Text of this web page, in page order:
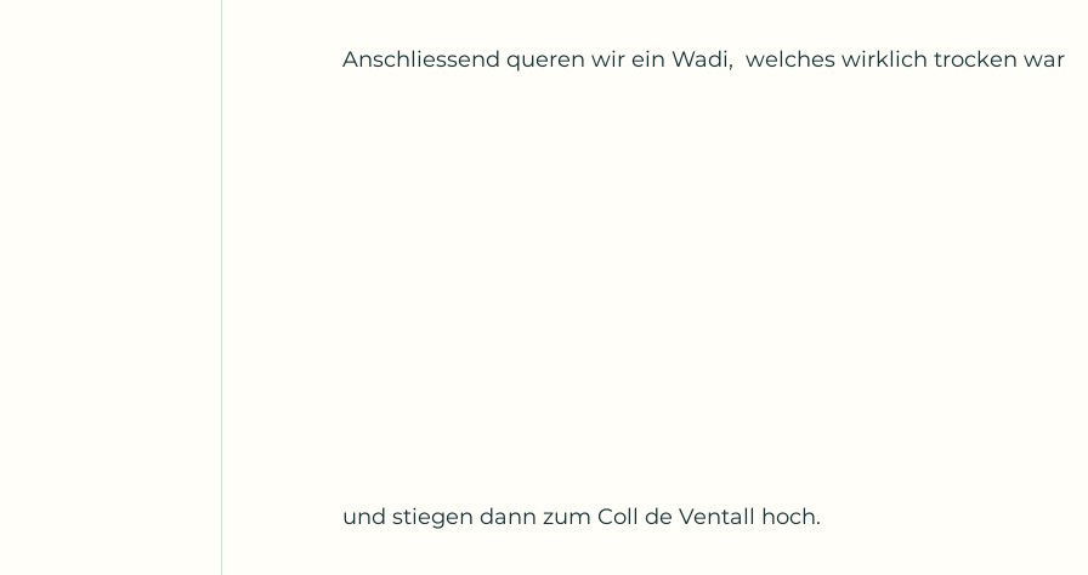
Anschliessend queren wir ein Wadi,  welches wirklich trocken war
und stiegen dann zum Coll de Ventall hoch.